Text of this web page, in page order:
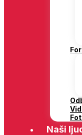
Naši